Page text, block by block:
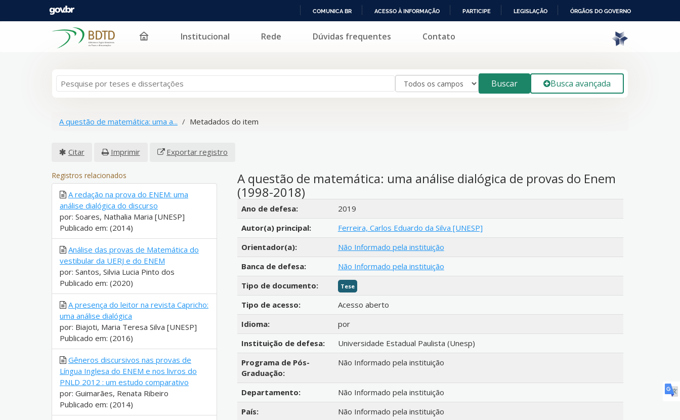
PARA
COMUNICA BR ACESSO À INFORMAÇÃO PARTICIPE LEGISLAÇÃO ÓRGÃOS DO GOVERNO
Pular para o conteúdo Institucional Rede Dúvidas frequentes Contato
Buscar Busca avançada
A questão de matemática: uma a... Metadados do item
Citar Imprimir Exportar registro
A questão de matemática: uma análise dialógica de provas do Enem
(1998-2018)
Detalhes bibliográficos
Ano de defesa:
2019
Autor(a) principal:
Ferreira, Carlos Eduardo da Silva [UNESP]
Orientador(a):
Não Informado pela instituição
Banca de defesa:
Não Informado pela instituição
Tipo de documento:
Tese
Tipo de acesso:
Acesso aberto
Idioma:
por
Instituição de defesa:
Universidade Estadual Paulista (Unesp)
Programa de Pós-
Graduação:
Não Informado pela instituição
Departamento:
Não Informado pela instituição
País:
Não Informado pela instituição
Registros relacionados
A redação na prova do ENEM: uma
análise dialógica do discurso
por: Soares, Nathalia Maria [UNESP]
Publicado em: (2014)
Análise das provas de Matemática do
vestibular da UERJ e do ENEM
por: Santos, Silvia Lucia Pinto dos
Publicado em: (2020)
A presença do leitor na revista Capricho:
uma análise dialógica
por: Biajoti, Maria Teresa Silva [UNESP]
Publicado em: (2016)
Gêneros discursivos nas provas de
Língua Inglesa do ENEM e nos livros do
PNLD 2012 : um estudo comparativo
por: Guimarães, Renata Ribeiro
Publicado em: (2014)